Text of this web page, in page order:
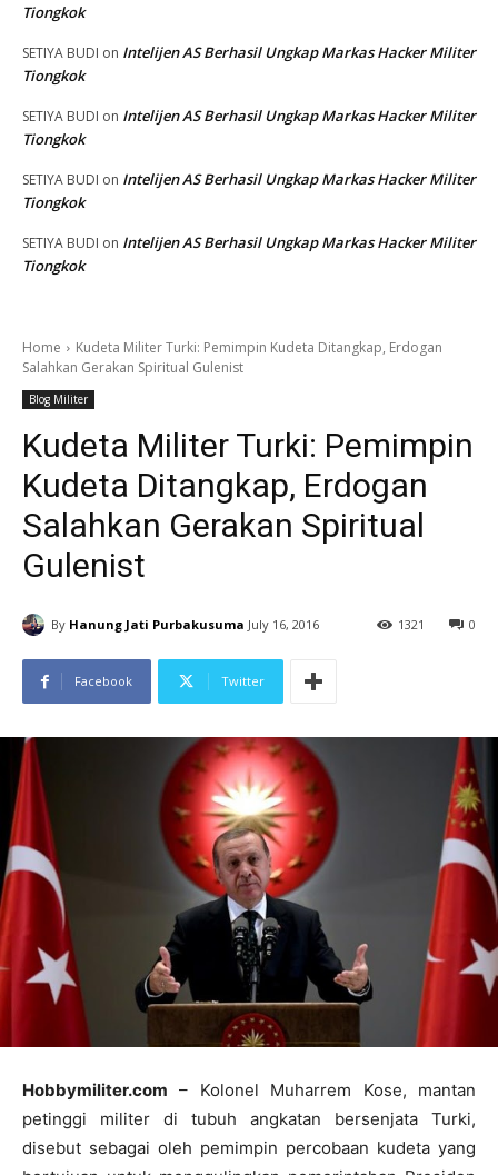
Tiongkok
SETIYA BUDI on Intelijen AS Berhasil Ungkap Markas Hacker Militer
Tiongkok
SETIYA BUDI on Intelijen AS Berhasil Ungkap Markas Hacker Militer
Tiongkok
SETIYA BUDI on Intelijen AS Berhasil Ungkap Markas Hacker Militer
Tiongkok
SETIYA BUDI on Intelijen AS Berhasil Ungkap Markas Hacker Militer
Tiongkok